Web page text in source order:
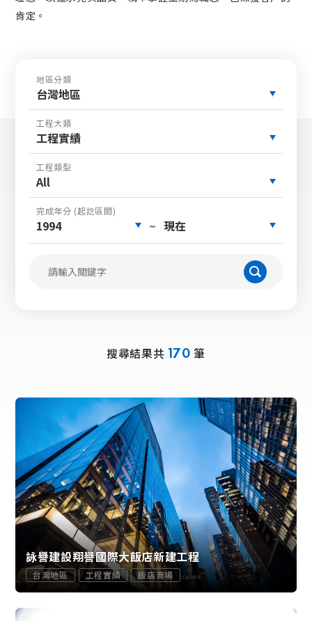
肯定。
地區分類
台灣地區
工程大類
工程實績
工程類型
All
完成年分 (起訖區間)
1994 ~ 現在
搜尋結果共 170 筆
詠譽建設翔譽國際大飯店新建工程
台灣地區 工程實績 飯店商場